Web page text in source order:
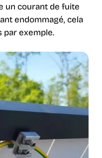
un courant de fuite
endommagé, cela
par exemple.